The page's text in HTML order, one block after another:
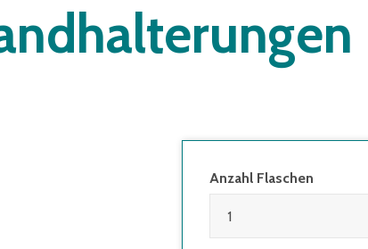
Anzahl Flaschen